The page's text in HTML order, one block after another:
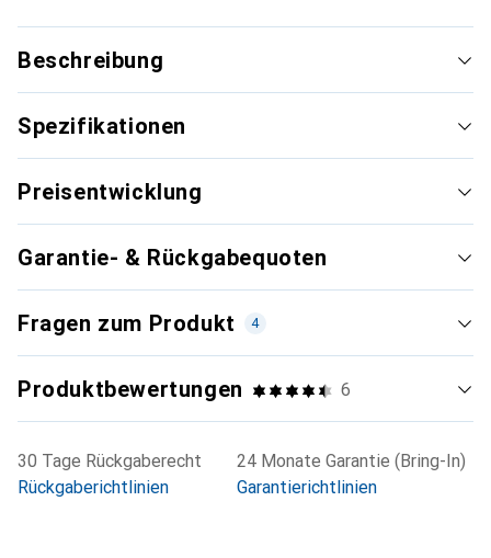
Beschreibung
Spezifikationen
Preisentwicklung
Garantie- & Rückgabequoten
Fragen zum Produkt 4
Produktbewertungen 6
30 Tage Rückgaberecht
Rückgaberichtlinien
24 Monate Garantie (Bring-In)
Garantierichtlinien